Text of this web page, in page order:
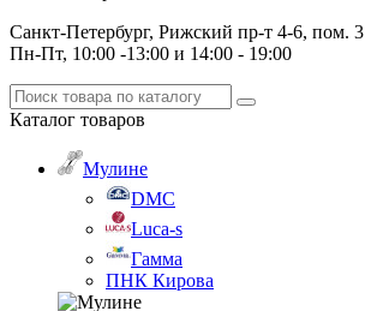
Санкт-Петербург, Рижский пр-т 4-6, пом. 3
Пн-Пт, 10:00 -13:00 и 14:00 - 19:00
Каталог товаров
Мулине
DMC
Luca-s
Гамма
ПНК Кирова